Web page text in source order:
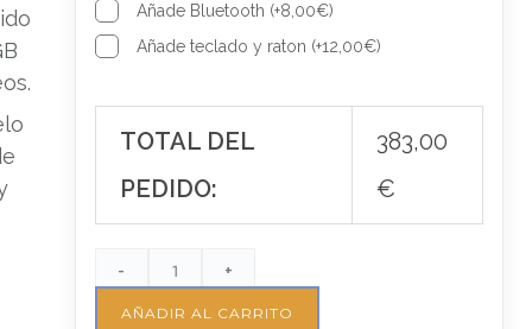
Añade Bluetooth (+8,00€)
Añade teclado y raton (+12,00€)
TOTAL DEL
PEDIDO:
383,00
€
- +
AÑADIR AL CARRITO